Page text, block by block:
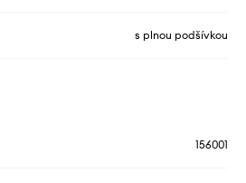
s plnou podšívkou
156001